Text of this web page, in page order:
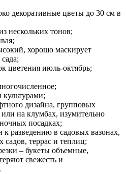
декоративные цветы до 30 см в
нескольких тонов;
хорошо маскирует
цветения июль-октябрь;
культурами;
дизайна, групповых
на клумбах, изумительно
посадках;
к разведению в садовых вазонах,
садов, террас и теплиц;
– букеты объемные,
свежесть и